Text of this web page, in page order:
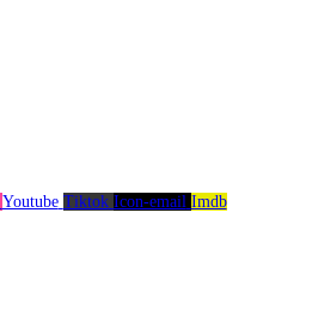
Youtube Tiktok Icon-email Imdb